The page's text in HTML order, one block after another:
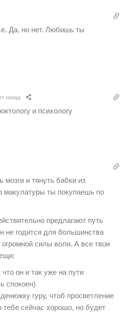
Да, но нет. Любишь ты
назад
и психологу
мозги и тянуть бабки из
макулатуры ты покупаешь по
предлагают путь
не годится для большинства
силы воли. А все твои
он и так уже на пути
спокоен)
гуру, чтоб просветление
тебе сейчас хорошо, но будет